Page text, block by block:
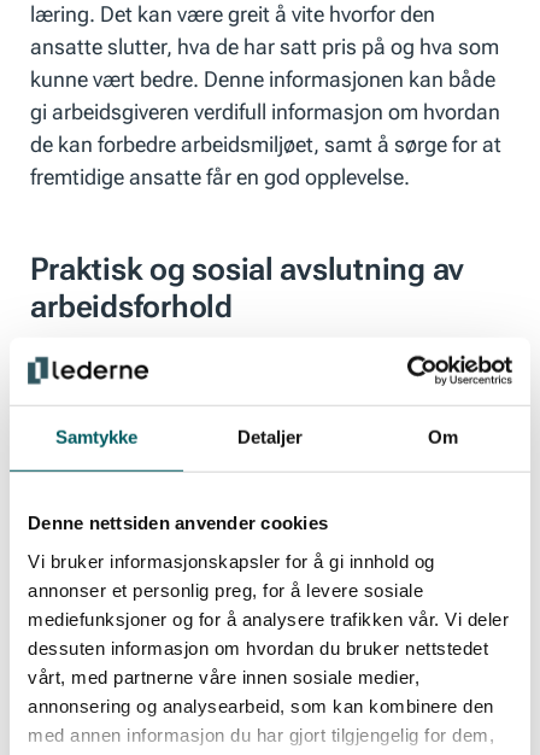
Samtykke Detaljer Om
Denne nettsiden anvender cookies
Vi bruker informasjonskapsler for å gi innhold og
annonser et personlig preg, for å levere sosiale
mediefunksjoner og for å analysere trafikken vår. Vi deler
dessuten informasjon om hvordan du bruker nettstedet
vårt, med partnerne våre innen sosiale medier,
annonsering og analysearbeid, som kan kombinere den
med annen informasjon du har gjort tilgjengelig for dem,
læring. Det kan være greit å vite hvorfor den
ansatte slutter, hva de har satt pris på og hva som
kunne vært bedre. Denne informasjonen kan både
gi arbeidsgiveren verdifull informasjon om hvordan
de kan forbedre arbeidsmiljøet, samt å sørge for at
fremtidige ansatte får en god opplevelse.
Praktisk og sosial avslutning av
arbeidsforhold
Arranger gjerne en avslutning i form av en lunsj
eller lignende. Det er viktig å gi tilbakemelding på
hva som har vært positivt med arbeidet som har
også en avslutningsgave.
Husk praktiske ting som nøkkelkort, PC, telefon,
tilganger, sluttoppgjør og attest.
Omdømme